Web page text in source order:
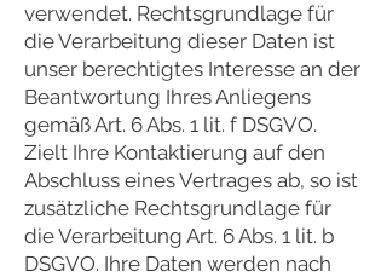
verwendet. Rechtsgrundlage für
die Verarbeitung dieser Daten ist
unser berechtigtes Interesse an der
Beantwortung Ihres Anliegens
gemäß Art. 6 Abs. 1 lit. f DSGVO.
Zielt Ihre Kontaktierung auf den
Abschluss eines Vertrages ab, so ist
zusätzliche Rechtsgrundlage für
die Verarbeitung Art. 6 Abs. 1 lit. b
DSGVO. Ihre Daten werden nach